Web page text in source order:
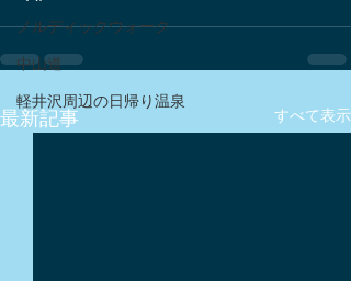
ノルディックウォーク
中山道
軽井沢周辺の日帰り温泉
最新記事 すべて表示